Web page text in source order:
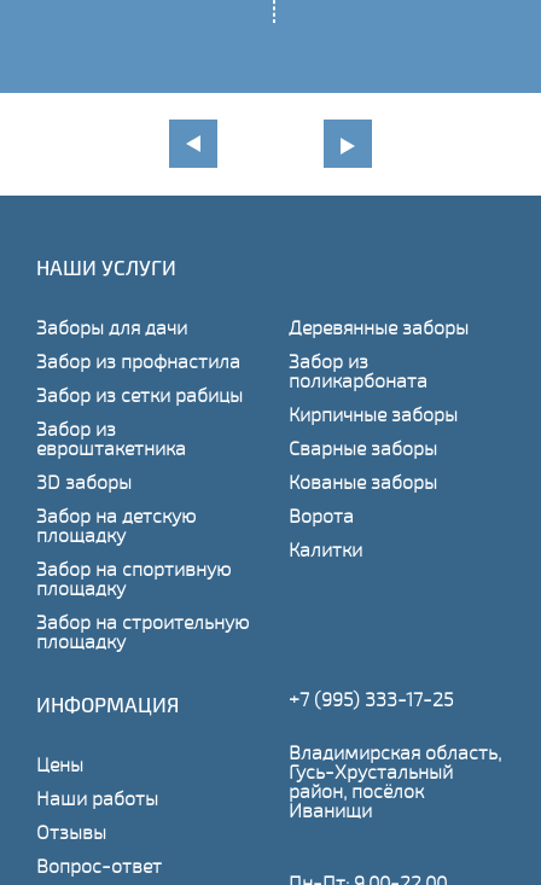
НАШИ УСЛУГИ
Заборы для дачи
Забор из профнастила
Забор из сетки рабицы
Забор из
евроштакетника
3D заборы
Забор на детскую
площадку
Забор на спортивную
площадку
Забор на строительную
площадку
Деревянные заборы
Забор из
поликарбоната
Кирпичные заборы
Сварные заборы
Кованые заборы
Ворота
Калитки
ИНФОРМАЦИЯ
Цены
Наши работы
Отзывы
Вопрос-ответ
+7 (995) 333-17-25
Владимирская область,
Гусь-Хрустальный
район, посёлок
Иванищи